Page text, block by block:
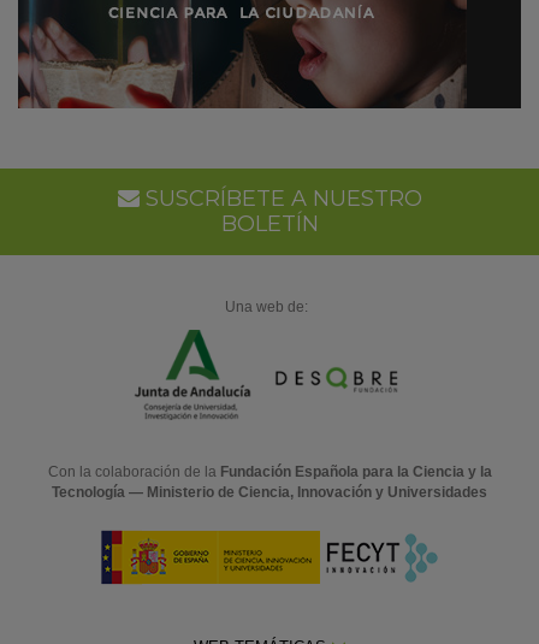
SUSCRÍBETE A NUESTRO
BOLETÍN
Una web de:
Con la colaboración de la Fundación Española para la Ciencia y la
Tecnología — Ministerio de Ciencia, Innovación y Universidades